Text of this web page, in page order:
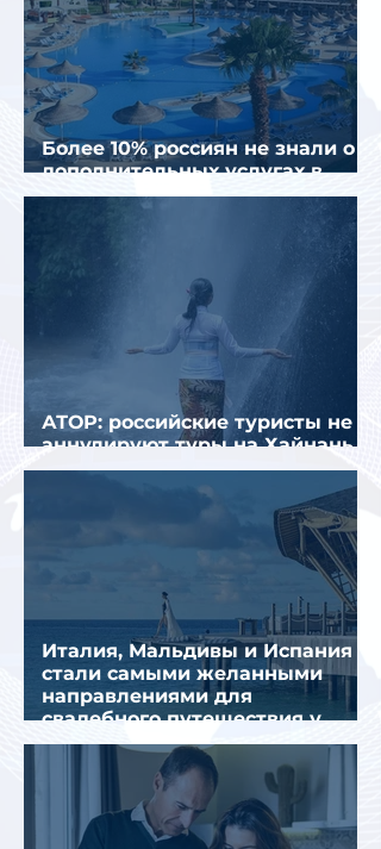
Более 10% россиян не знали о
дополнительных услугах в
отелях
АТОР: российские туристы не
аннулируют туры на Хайнань
из-за тайфуна «Дельфин»
Италия, Мальдивы и Испания
стали самыми желанными
направлениями для
свадебного путешествия у
россиян